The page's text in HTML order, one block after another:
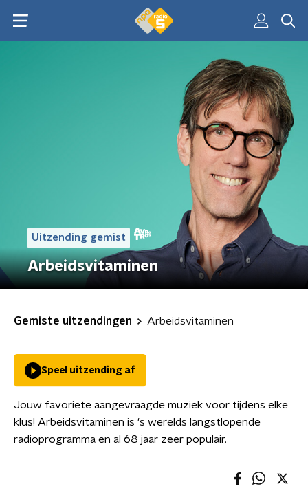
Uitzending gemist
Arbeidsvitaminen
Gemiste uitzendingen Arbeidsvitaminen
Speel uitzending af
Jouw favoriete aangevraagde muziek voor tijdens elke
klus! Arbeidsvitaminen is 's werelds langstlopende
radioprogramma en al 68 jaar zeer populair.